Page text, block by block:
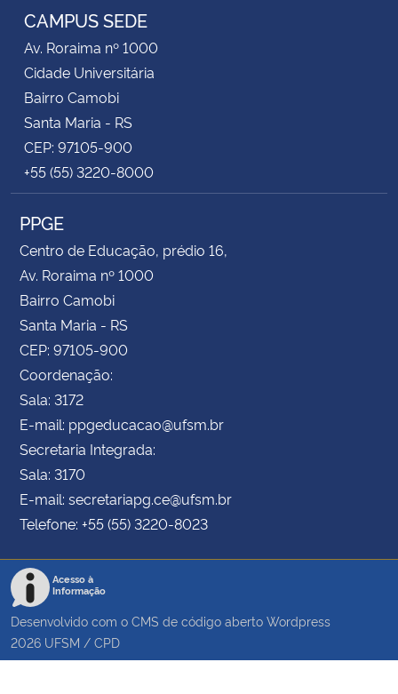
CAMPUS SEDE
Av. Roraima nº 1000
Cidade Universitária
Bairro Camobi
Santa Maria - RS
CEP: 97105-900
+55 (55) 3220-8000
PPGE
Centro de Educação, prédio 16,
Av. Roraima nº 1000
Bairro Camobi
Santa Maria - RS
CEP: 97105-900
Coordenação:
Sala: 3172
E-mail: ppgeducacao@ufsm.br
Secretaria Integrada:
Sala: 3170
E-mail: secretariapg.ce@ufsm.br
Telefone: +55 (55) 3220-8023
Acesso à
Informação
Desenvolvido com o CMS de código aberto Wordpress
2026 UFSM / CPD